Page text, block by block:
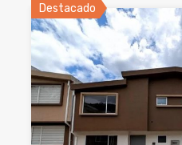
Destacado